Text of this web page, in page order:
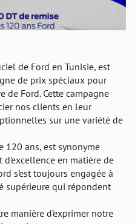
de Ford en Tunisie, est
de prix spéciaux pour
de Ford. Cette campagne
nos clients en leur
sur une variété de
120 ans, est synonyme
en matière de
s'est toujours engagée à
supérieure qui répondent
manière d'exprimer notre